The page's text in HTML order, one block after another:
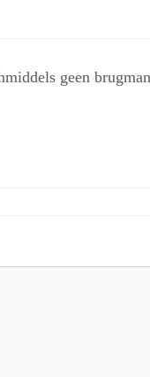
geen